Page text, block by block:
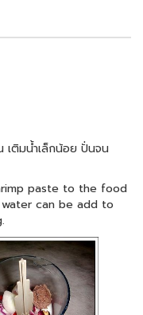
เติมน้ำเล็กน้อย ปั่นจน
paste to the food
can be add to